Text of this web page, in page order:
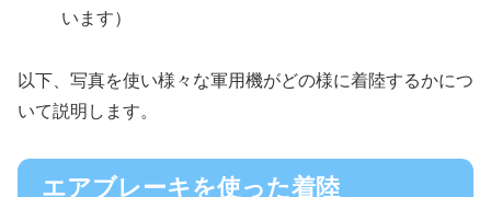
います）
以下、写真を使い様々な軍用機がどの様に着陸するかにつ
いて説明します。
エアブレーキを使った着陸